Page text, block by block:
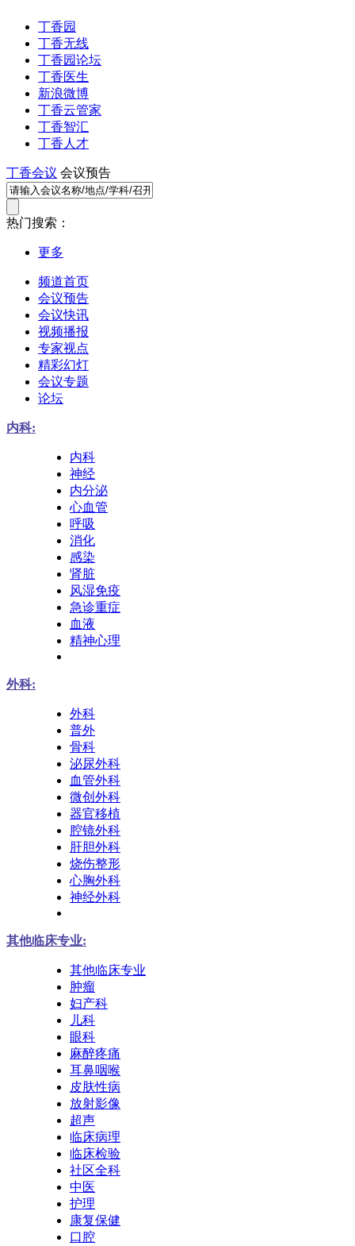
丁香园
丁香无线
丁香园论坛
丁香医生
新浪微博
丁香云管家
丁香智汇
丁香人才
丁香会议 会议预告
热门搜索：
更多
频道首页
会议预告
会议快讯
视频播报
专家视点
精彩幻灯
会议专题
论坛
内科:
内科
神经
内分泌
心血管
呼吸
消化
感染
肾脏
风湿免疫
急诊重症
血液
精神心理
外科:
外科
普外
骨科
泌尿外科
血管外科
微创外科
器官移植
腔镜外科
肝胆外科
烧伤整形
心胸外科
神经外科
其他临床专业:
其他临床专业
肿瘤
妇产科
儿科
眼科
麻醉疼痛
耳鼻咽喉
皮肤性病
放射影像
超声
临床病理
临床检验
社区全科
中医
护理
康复保健
口腔